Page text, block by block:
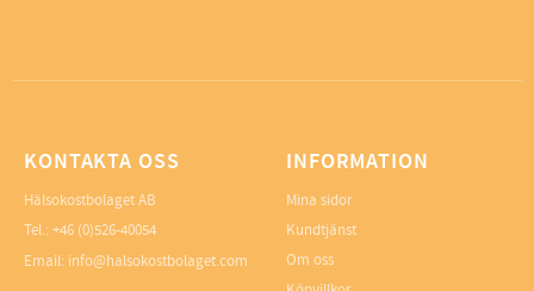
KONTAKTA OSS
Hälsokostbolaget AB
Tel.: +46 (0)526-40054
Email: info@halsokostbolaget.com
INFORMATION
Mina sidor
Kundtjänst
Om oss